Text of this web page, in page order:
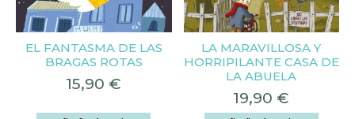
EL FANTASMA DE LAS
BRAGAS ROTAS
15,90 €
LA MARAVILLOSA Y
HORRIPILANTE CASA DE
LA ABUELA
19,90 €